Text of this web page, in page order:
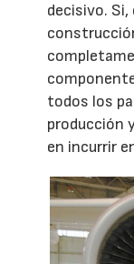
decisivo. Si,
todos los
producción
en incurrir